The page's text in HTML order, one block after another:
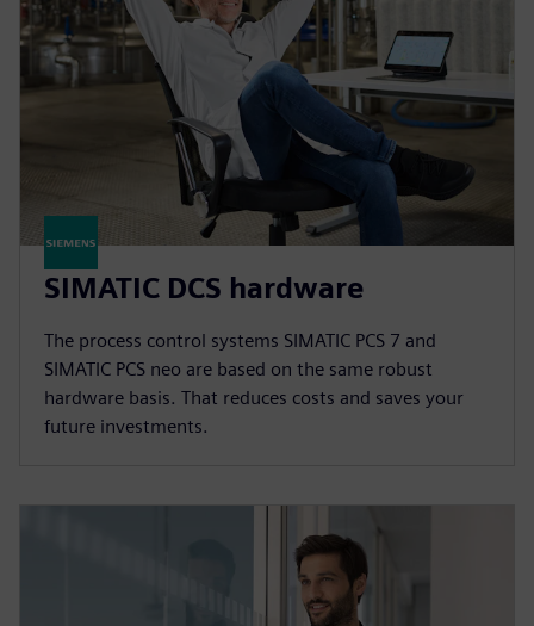
SIMATIC DCS hardware
The process control systems SIMATIC PCS 7 and
SIMATIC PCS neo are based on the same robust
hardware basis. That reduces costs and saves your
future investments.